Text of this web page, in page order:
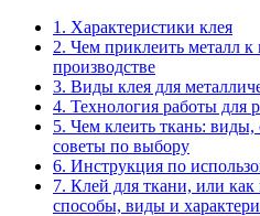
1. Характеристики клея
2. Чем приклеить металл к
производстве
3. Виды клея для
4. Технология работы для
5. Чем клеить ткань: виды,
советы по выбору
6. Инструкция по
7. Клей для ткани, или как
способы, виды и